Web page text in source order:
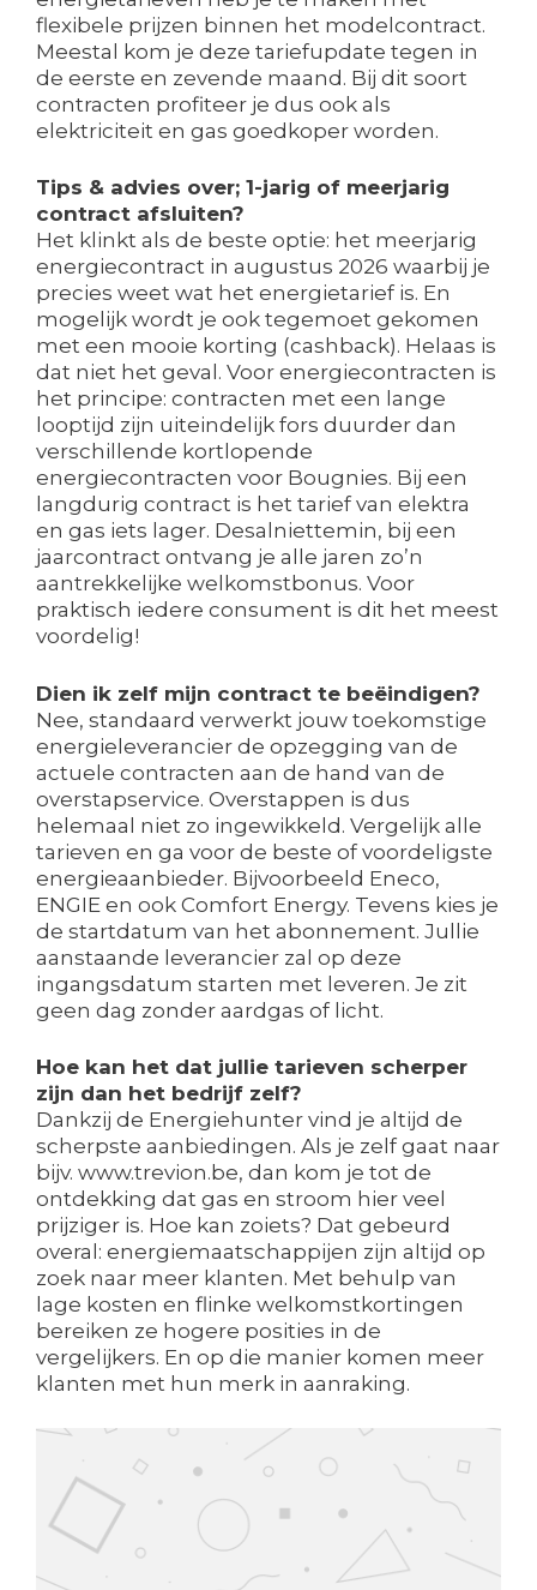
flexibele prijzen binnen het modelcontract.
Meestal kom je deze tariefupdate tegen in
de eerste en zevende maand. Bij dit soort
contracten profiteer je dus ook als
elektriciteit en gas goedkoper worden.
Tips & advies over; 1-jarig of meerjarig
contract afsluiten?
Het klinkt als de beste optie: het meerjarig
energiecontract in augustus 2026 waarbij je
precies weet wat het energietarief is. En
mogelijk wordt je ook tegemoet gekomen
met een mooie korting (cashback). Helaas is
dat niet het geval. Voor energiecontracten is
het principe: contracten met een lange
looptijd zijn uiteindelijk fors duurder dan
verschillende kortlopende
energiecontracten voor Bougnies. Bij een
langdurig contract is het tarief van elektra
en gas iets lager. Desalniettemin, bij een
jaarcontract ontvang je alle jaren zo’n
aantrekkelijke welkomstbonus. Voor
praktisch iedere consument is dit het meest
voordelig!
Dien ik zelf mijn contract te beëindigen?
Nee, standaard verwerkt jouw toekomstige
energieleverancier de opzegging van de
actuele contracten aan de hand van de
overstapservice. Overstappen is dus
helemaal niet zo ingewikkeld. Vergelijk alle
tarieven en ga voor de beste of voordeligste
energieaanbieder. Bijvoorbeeld Eneco,
ENGIE en ook Comfort Energy. Tevens kies je
de startdatum van het abonnement. Jullie
aanstaande leverancier zal op deze
ingangsdatum starten met leveren. Je zit
geen dag zonder aardgas of licht.
Hoe kan het dat jullie tarieven scherper
zijn dan het bedrijf zelf?
Dankzij de Energiehunter vind je altijd de
scherpste aanbiedingen. Als je zelf gaat naar
bijv. www.trevion.be, dan kom je tot de
ontdekking dat gas en stroom hier veel
prijziger is. Hoe kan zoiets? Dat gebeurd
overal: energiemaatschappijen zijn altijd op
zoek naar meer klanten. Met behulp van
lage kosten en flinke welkomstkortingen
bereiken ze hogere posities in de
vergelijkers. En op die manier komen meer
klanten met hun merk in aanraking.